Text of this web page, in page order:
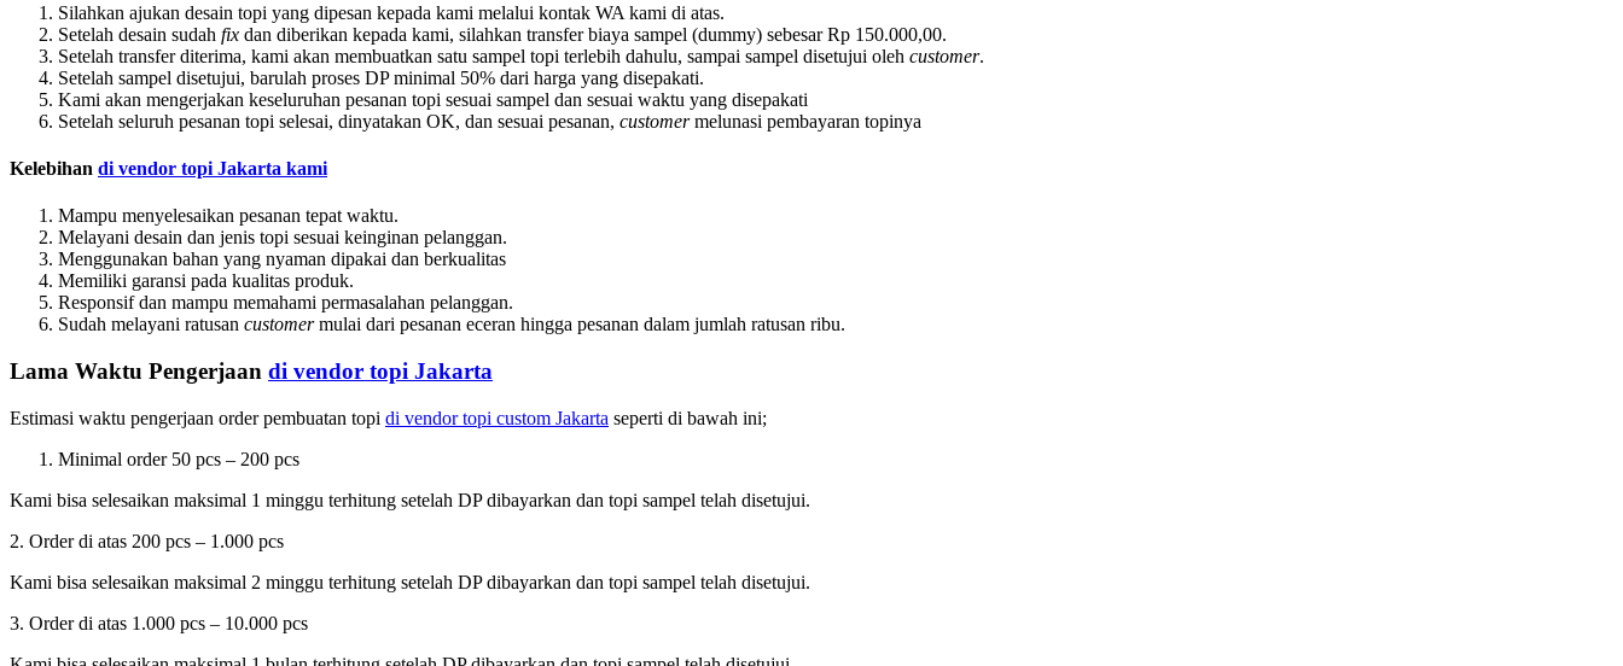
Silahkan ajukan desain topi yang dipesan kepada kami melalui kontak WA kami di atas.
Setelah desain sudah fix dan diberikan kepada kami, silahkan transfer biaya sampel (dummy) sebesar Rp 150.000,00.
Setelah transfer diterima, kami akan membuatkan satu sampel topi terlebih dahulu, sampai sampel disetujui oleh customer.
Setelah sampel disetujui, barulah proses DP minimal 50% dari harga yang disepakati.
Kami akan mengerjakan keseluruhan pesanan topi sesuai sampel dan sesuai waktu yang disepakati
Setelah seluruh pesanan topi selesai, dinyatakan OK, dan sesuai pesanan, customermelunasi pembayaran topinya
Kelebihan di vendor topi Jakarta kami
Mampu menyelesaikan pesanan tepat waktu.
Melayani desain dan jenis topi sesuai keinginan pelanggan.
Menggunakan bahan yang nyaman dipakai dan berkualitas
Memiliki garansi pada kualitas produk.
Responsif dan mampu memahami permasalahan pelanggan.
Sudah melayani ratusan customermulai dari pesanan eceran hingga pesanan dalam jumlah ratusan ribu.
Lama Waktu Pengerjaan di vendor topi Jakarta
Estimasi waktu pengerjaan order pembuatan topi di vendor topi custom Jakarta seperti di bawah ini;
Minimal order 50 pcs – 200 pcs
Kami bisa selesaikan maksimal 1 minggu terhitung setelah DP dibayarkan dan topi sampel telah disetujui.
2. Order di atas 200 pcs – 1.000 pcs
Kami bisa selesaikan maksimal 2 minggu terhitung setelah DP dibayarkan dan topi sampel telah disetujui.
3. Order di atas 1.000 pcs – 10.000 pcs